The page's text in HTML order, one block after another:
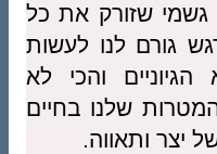
גשמי שזורק את כל
גורם לנו לעשות
והכי לא
שלנו בחיים
יצר ותאווה.